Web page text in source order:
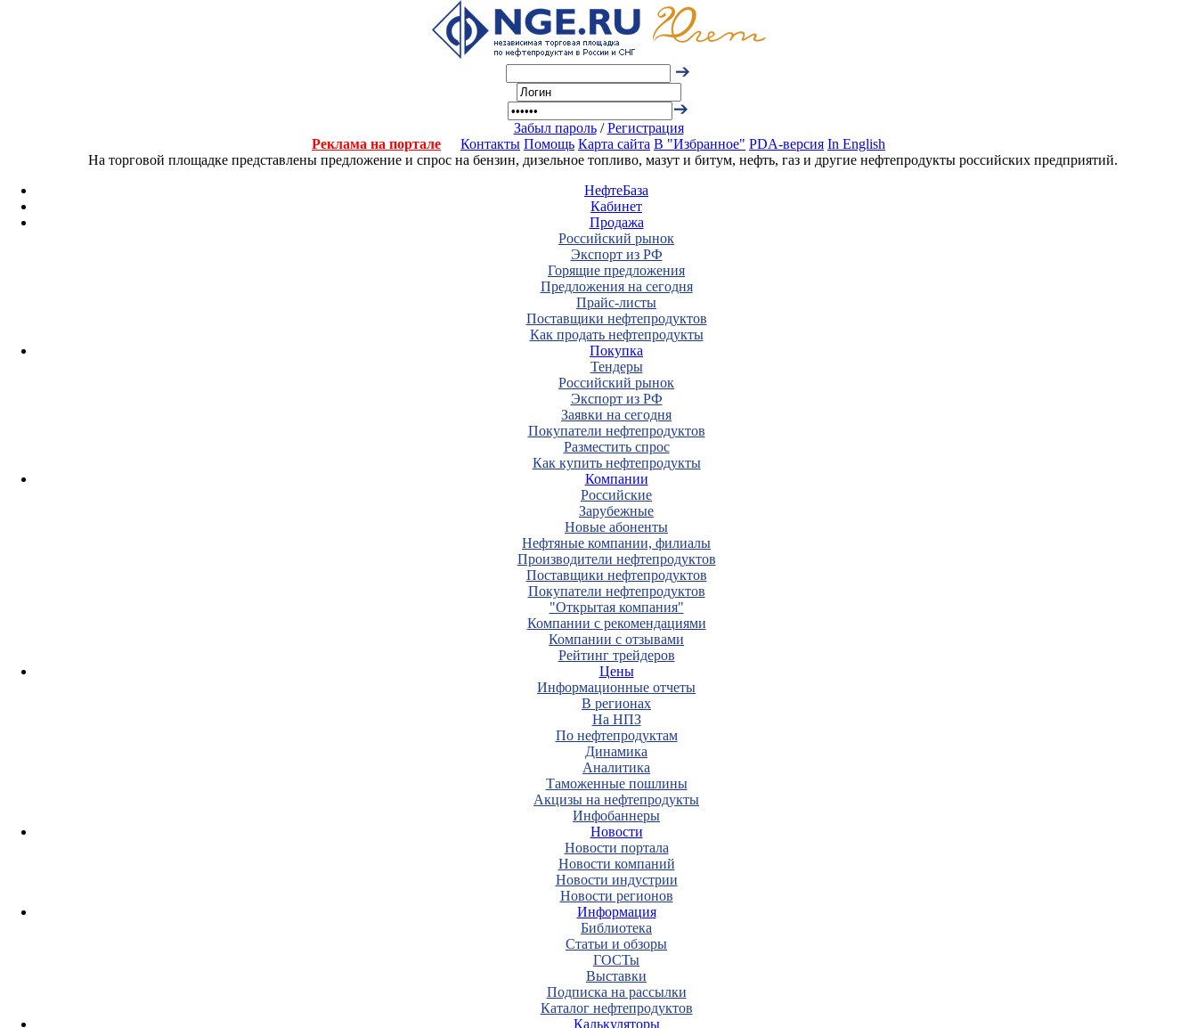
Забыл пароль/Регистрация
Реклама на портале
Контакты Помощь Карта сайта В "Избранное" PDA-версия In English
На торговой площадке представлены предложение и спрос на бензин, дизельное топливо, мазут и битум, нефть, газ и другие нефтепродукты российских предприятий.
НефтеБаза
Кабинет
Продажа
Российский рынок
Экспорт из РФ
Горящие предложения
Предложения на сегодня
Прайс-листы
Поставщики нефтепродуктов
Как продать нефтепродукты
Покупка
Тендеры
Российский рынок
Экспорт из РФ
Заявки на сегодня
Покупатели нефтепродуктов
Разместить спрос
Как купить нефтепродукты
Компании
Российские
Зарубежные
Новые абоненты
Нефтяные компании, филиалы
Производители нефтепродуктов
Поставщики нефтепродуктов
Покупатели нефтепродуктов
"Открытая компания"
Компании с рекомендациями
Компании с отзывами
Рейтинг трейдеров
Цены
Информационные отчеты
В регионах
На НПЗ
По нефтепродуктам
Динамика
Аналитика
Таможенные пошлины
Акцизы на нефтепродукты
Инфобаннеры
Новости
Новости портала
Новости компаний
Новости индустрии
Новости регионов
Информация
Библиотека
Статьи и обзоры
ГОСТы
Выставки
Подписка на рассылки
Каталог нефтепродуктов
Калькуляторы